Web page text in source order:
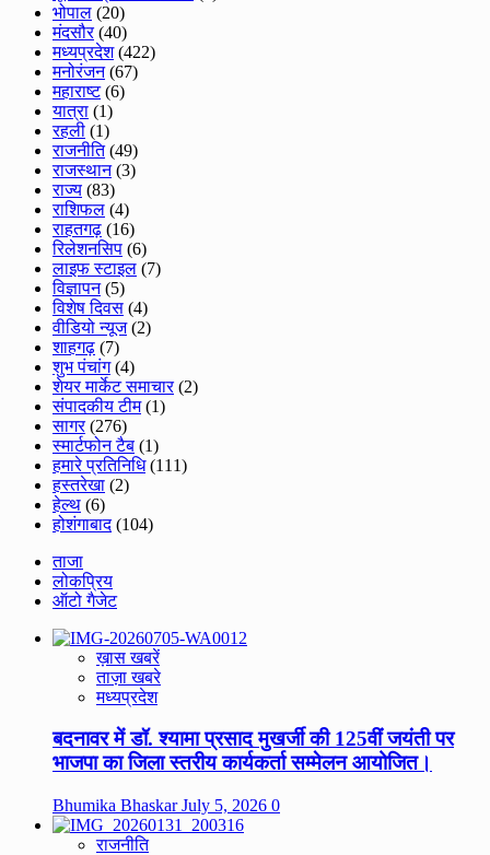
भोपाल (20)
मंदसौर(40)
मध्यप्रदेश(422)
मनोरंजन(67)
महाराष्ट(6)
यात्रा (1)
रहली (1)
राजनीति(49)
राजस्थान(3)
राज्य (83)
राशिफल (4)
राहतगढ़ (16)
रिलेशनसिप (6)
लाइफ स्टाइल (7)
विज्ञापन(5)
विशेष दिवस (4)
वीडियो न्यूज(2)
शाहगढ़ (7)
शुभ पंचांग(4)
शेयर मार्केट समाचार(2)
संपादकीय टीम(1)
सागर(276)
स्मार्टफोन टैब (1)
हमारे प्रतिनिधि(111)
हस्तरेखा (2)
हेल्थ (6)
होशंगाबाद(104)
ताजा
लोकप्रिय
ऑटो गैजेट
ख़ास खबरें
ताज़ा खबरे
मध्यप्रदेश
बदनावर में डॉ. श्यामा प्रसाद मुखर्जी की 125वीं जयंती पर
भाजपा का जिला स्तरीय कार्यकर्ता सम्मेलन आयोजित।
Bhumika BhaskarJuly 5, 2026 0
राजनीति